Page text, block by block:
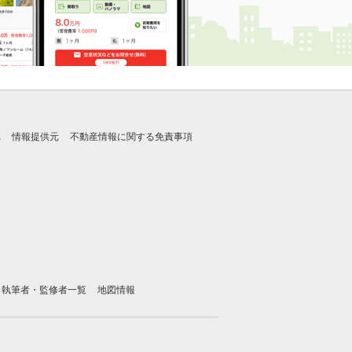
情報提供元 不動産情報に関する免責事項
執筆者・監修者一覧 地図情報